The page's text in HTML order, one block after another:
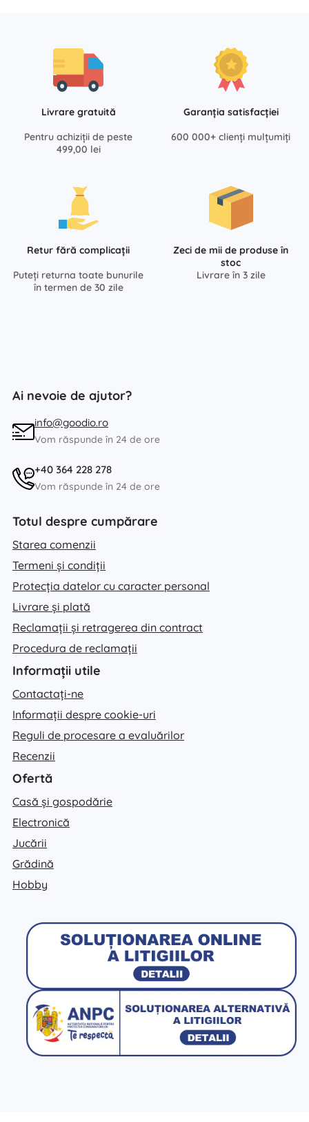
Livrare gratuită
Pentru achiziții de peste
499,00 lei
Garanția satisfacției
600 000+ clienți mulțumiți
Retur fără complicații
Puteți returna toate bunurile
în termen de 30 zile
Zeci de mii de produse în
stoc
Livrare în 3 zile
Ai nevoie de ajutor?
info@goodio.ro
Vom răspunde în 24 de ore
+40 364 228 278
Vom răspunde în 24 de ore
Totul despre cumpărare
Starea comenzii
Termeni și condiții
Protecția datelor cu caracter personal
Livrare și plată
Reclamații și retragerea din contract
Procedura de reclamații
Informații utile
Contactați-ne
Informații despre cookie-uri
Reguli de procesare a evaluărilor
Recenzii
Ofertă
Casă și gospodărie
Electronică
Jucării
Grădină
Hobby